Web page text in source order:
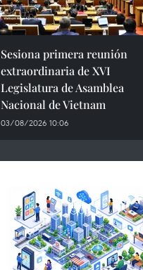
Sesiona primera reunión
extraordinaria de XVI
Legislatura de Asamblea
Nacional de Vietnam
03/08/2026 10:06